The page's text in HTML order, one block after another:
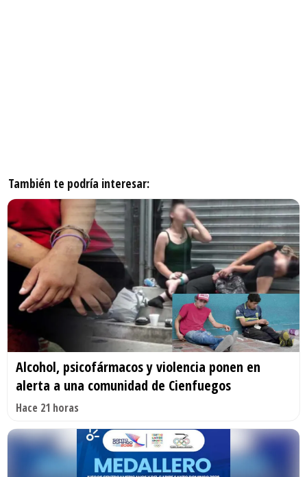
También te podría interesar:
Alcohol, psicofármacos y violencia ponen en
alerta a una comunidad de Cienfuegos
Hace 21 horas